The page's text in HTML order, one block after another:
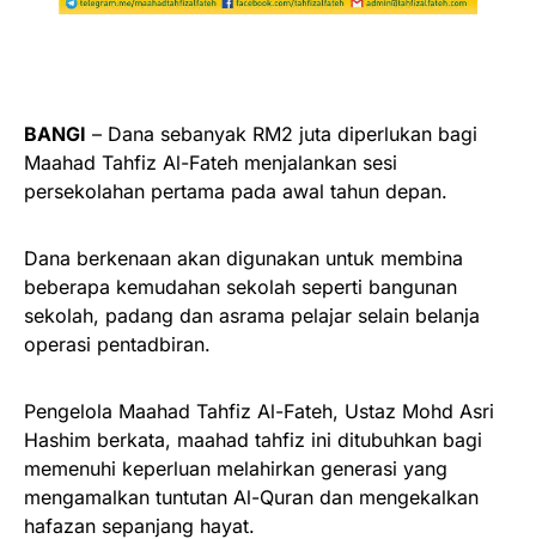
BANGI – Dana sebanyak RM2 juta diperlukan bagi
Maahad Tahfiz Al-Fateh menjalankan sesi
persekolahan pertama pada awal tahun depan.
Dana berkenaan akan digunakan untuk membina
beberapa kemudahan sekolah seperti bangunan
sekolah, padang dan asrama pelajar selain belanja
operasi pentadbiran.
Pengelola Maahad Tahfiz Al-Fateh, Ustaz Mohd Asri
Hashim berkata, maahad tahfiz ini ditubuhkan bagi
memenuhi keperluan melahirkan generasi yang
mengamalkan tuntutan Al-Quran dan mengekalkan
hafazan sepanjang hayat.